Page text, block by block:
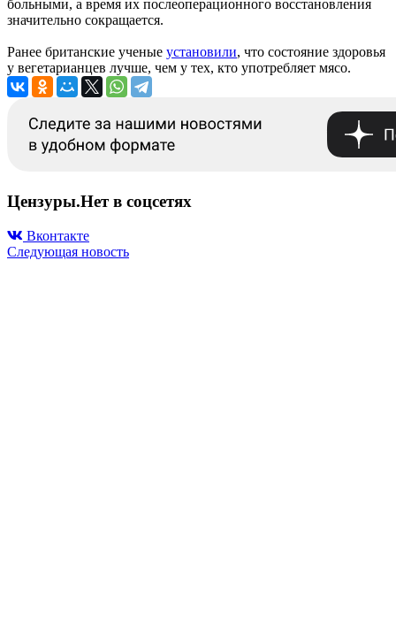
больными, а время их послеоперационного восстановления
значительно сокращается.
Ранее британские ученые установили, что состояние здоровья
у вегетарианцев лучше, чем у тех, кто употребляет мясо.
Цензуры.Нет в соцсетях
Вконтакте
Следующая новость